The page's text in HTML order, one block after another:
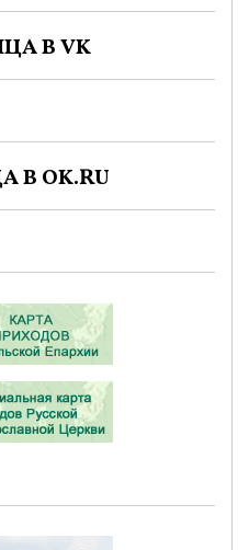
В VK
В OK.RU